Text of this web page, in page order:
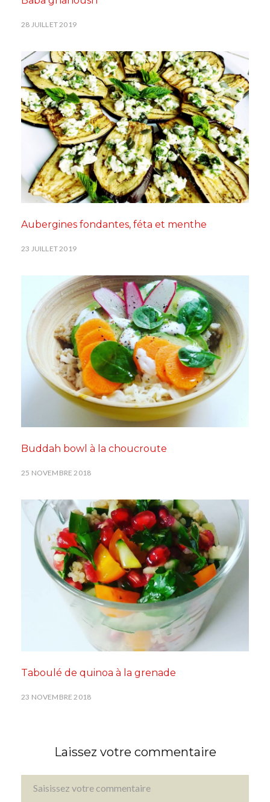
28 JUILLET 2019
Aubergines fondantes, féta et menthe
23 JUILLET 2019
Buddah bowl à la choucroute
25 NOVEMBRE 2018
Taboulé de quinoa à la grenade
23 NOVEMBRE 2018
Laissez votre commentaire